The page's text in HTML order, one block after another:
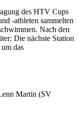
des HTV Cups
-athleten sammelten
Nach den
Die nächste Station
das
Martin (SV